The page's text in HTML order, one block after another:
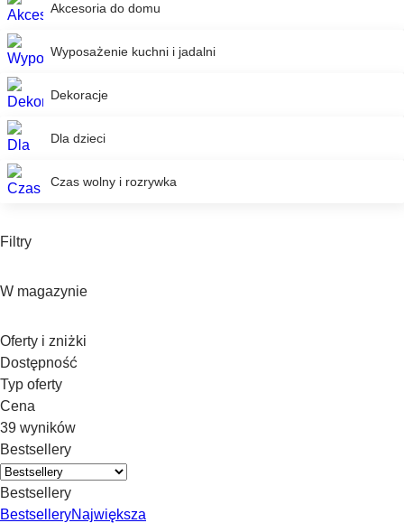
Akcesoria do domu
Wyposażenie kuchni i jadalni
Dekoracje
Dla dzieci
Czas wolny i rozrywka
Filtry
W magazynie
Oferty i zniżki
Dostępność
Typ oferty
Cena
39 wyników
Bestsellery
Bestsellery
BestselleryNajwiększa